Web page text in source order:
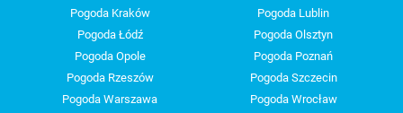
Pogoda Kraków
Pogoda Lublin
Pogoda Łódź
Pogoda Olsztyn
Pogoda Opole
Pogoda Poznań
Pogoda Rzeszów
Pogoda Szczecin
Pogoda Warszawa
Pogoda Wrocław